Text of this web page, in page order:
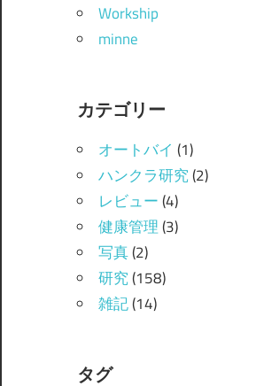
Workship
minne
カテゴリー
オートバイ (1)
ハンクラ研究(2)
レビュー(4)
健康管理(3)
写真(2)
研究(158)
雑記(14)
タグ